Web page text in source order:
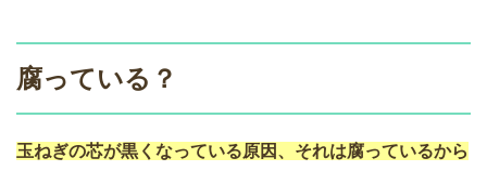
腐っている？
玉ねぎの芯が黒くなっている原因、それは腐っているから